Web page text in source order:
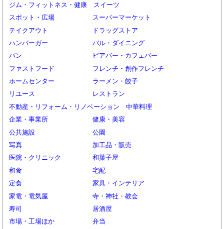
ジム・フィットネス・健康
スイーツ
スポット・広場
スーパーマーケット
テイクアウト
ドラッグストア
ハンバーガー
バル・ダイニング
パン
ビアバー・カフェバー
ファストフード
フレンチ・創作フレンチ
ホームセンター
ラーメン・餃子
リユース
レストラン
不動産・リフォーム・リノベーション
中華料理
企業・事業所
健康・美容
公共施設
公園
写真
加工品・販売
医院・クリニック
和菓子屋
和食
宅配
定食
家具・インテリア
家電・電気屋
寺・神社・教会
寿司
居酒屋
市場・工場ほか
弁当